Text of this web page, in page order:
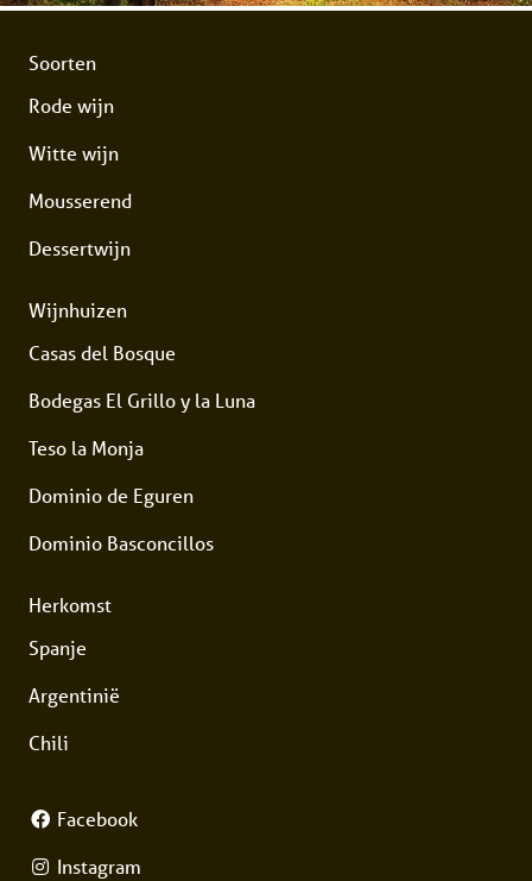
Soorten
Rode wijn
Witte wijn
Mousserend
Dessertwijn
Wijnhuizen
Casas del Bosque
Bodegas El Grillo y la Luna
Teso la Monja
Dominio de Eguren
Dominio Basconcillos
Herkomst
Spanje
Argentinië
Chili
Facebook
Instagram